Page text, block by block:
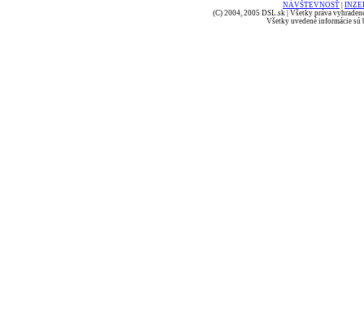
NÁVŠTEVNOSŤ
(C) 2004, 2005 DSL.sk | Všetky práva
Všetky uvedené informácie sú